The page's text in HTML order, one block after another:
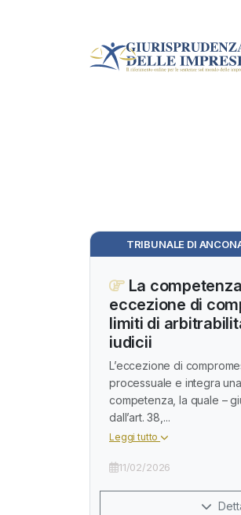
TRIBUNALE DI
La
eccezione di
limiti di
iudicii
L’eccezione di
processuale e integra
competenza, la quale –
dall’art. 38,...
Leggi tutto
11/02/2026